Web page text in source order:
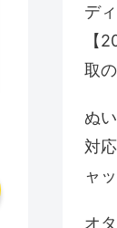
デ
【
取
ぬ
対
ャ
オ